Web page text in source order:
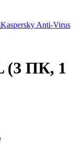
Kaspersky Anti-Virus
(3 ПК, 1